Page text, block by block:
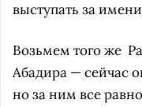
выступать за
Возьмем того же
Абадира — сейчас
но за ним все